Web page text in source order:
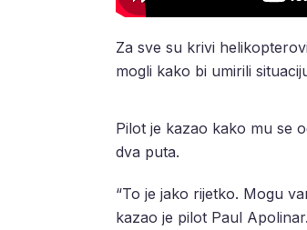
Za sve su krivi
mogli kako bi umirili
Pilot je kazao kako mu se
dva puta.
“To je jako rijetko. Mogu
kazao je pilot Paul Apolinar.